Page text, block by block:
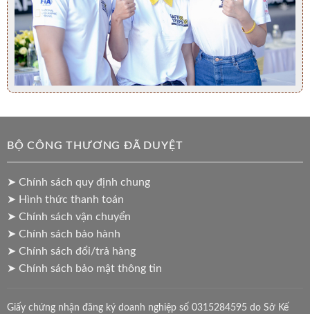
BỘ CÔNG THƯƠNG ĐÃ DUYỆT
➤ Chính sách quy định chung
➤ Hình thức thanh toán
➤ Chính sách vận chuyển
➤ Chính sách bảo hành
➤ Chính sách đổi/trả hàng
➤ Chính sách bảo mật thông tin
Giấy chứng nhận đăng ký doanh nghiệp số 0315284595 do Sở Kế